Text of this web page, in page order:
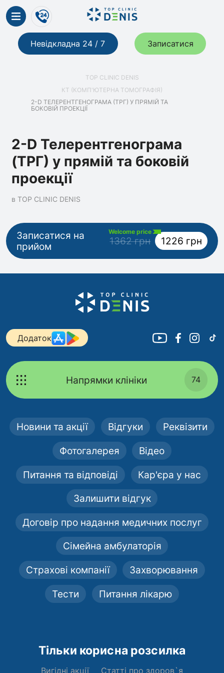
Невідкладна 24 / 7 Записатися
TOP CLINIC DENIS
КТ (КОМП'ЮТЕРНА ТОМОГРАФІЯ)
2-D ТЕЛЕРЕНТГЕНОГРАМА (ТРГ) У ПРЯМІЙ ТА
БОКОВІЙ ПРОЕКЦІЇ
2-D Телерентгенограма
(ТРГ) у прямій та боковій
проекції
в TOP CLINIC DENIS
Записатися на
прийом
Welcome price
1362 грн 1226 грн
Додаток
Напрямки клініки 74
Новини та акції Відгуки Реквізити
Фотогалерея Відео
Питання та відповіді Кар'єра у нас
Залишити відгук
Договір про надання медичних послуг
Сімейна амбулаторія
Страхові компанії Захворювання
Тести Питання лікарю
Тільки корисна розсилка
Вигідні акції Статті про здоров`я